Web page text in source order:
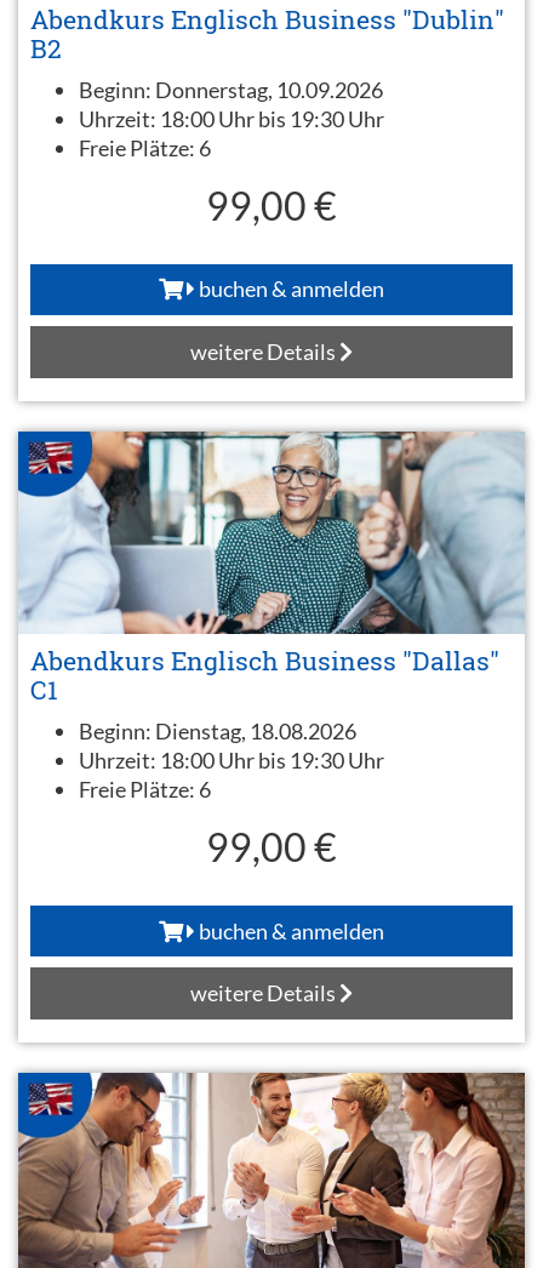
Abendkurs Englisch Business "Dublin"
B2
Beginn: Donnerstag, 10.09.2026
Uhrzeit: 18:00 Uhr bis 19:30 Uhr
Freie Plätze: 6
99,00 €
buchen & anmelden
weitere Details
Abendkurs Englisch Business "Dallas"
C1
Beginn: Dienstag, 18.08.2026
Uhrzeit: 18:00 Uhr bis 19:30 Uhr
Freie Plätze: 6
99,00 €
buchen & anmelden
weitere Details